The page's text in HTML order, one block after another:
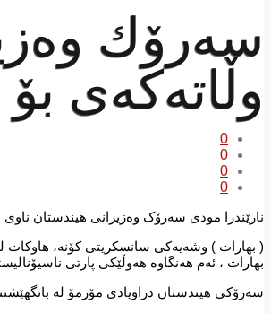
سەرۆك
وڵاتەكەی
0
0
0
0
نارێندرا مودی سەرۆک وەزیرانی هیندستان
بهارات ، ئەم هەنگاوە هەوڵێکی پارتی
سەرۆکی هیندستان دراوپادی مۆرمۆ لە بانگهێشتنامەکەدا کە بۆ ئامادەبووانی جی ٢٠